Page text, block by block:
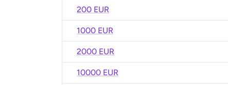
200 EUR
1000 EUR
2000 EUR
10000 EUR